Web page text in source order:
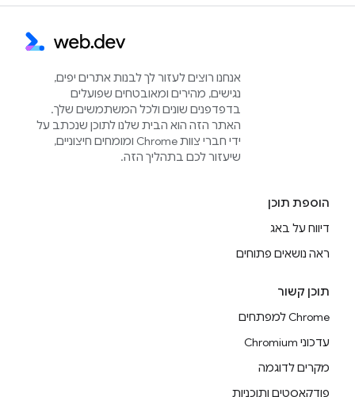
אנחנו רוצים לעזור לך לבנות אתרים יפים,
נגישים, מהירים ומאובטחים שפועלים
בדפדפנים שונים ולכל המשתמשים שלך.
האתר הזה הוא הבית שלנו לתוכן שנכתב על
ידי חברי צוות Chrome ומומחים חיצוניים,
שיעזור לכם בתהליך הזה.
הוספת תוכן
דיווח על באג
ראה נושאים פתוחים
תוכן קשור
Chrome למפתחים
עדכוני Chromium
מקרים לדוגמה
פודקאסטים ותוכניות